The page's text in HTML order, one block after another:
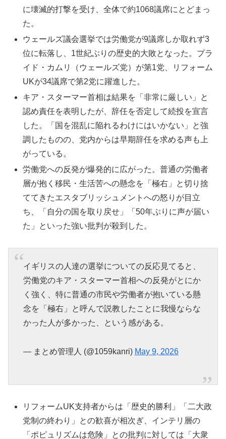
に壊滅的打撃を受け、全体で約1068議席にとどまっ
た。
ウェールズ議会選挙では労働党が9議席しか取れず3
位に転落し、1世紀ぶりの歴史的大敗となった。プラ
イド・カムリ（ウェールズ党）が第1党、リフォーム
UKが34議席で第2党に躍進した。
キア・スターマー首相は結果を「非常に厳しい」と
認め責任を表明したが、辞任を否定して続投を宣言
した。「国を混乱に陥れるわけにはいかない」と強
調したものの、党内からは早期辞任を求める声も上
がっている。
労働党への反発が爆発的に広がった。普通の労働者
層が抱く移民・生活苦への懸念を「極右」と切り捨
ててきたエスタブリッシュメントへの怒りが目立
ち、「自分の国を取り戻せ」「50年ぶりに声が届い
た」といった強い批判が殺到した。
イギリスの人達の選挙についての反応見てると、
労働党のキア・スターマー首相への反発がとにか
く強く、特に普通の市民や労働者が抱いている懸
念を「極右」と呼んで説教したことに我慢ならな
かった人が多かった、という感がある。
— まとめ管理人 (@1059kanri) May 9, 2026
リフォームUK支持者からは「歴史的勝利」「二大政
党制の終わり」との歓喜が相次ぎ、インテリ層の
「ポピュリズムは危険」との批判に対しては「大衆